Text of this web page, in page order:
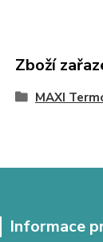
Zboží
MAXI
Informace